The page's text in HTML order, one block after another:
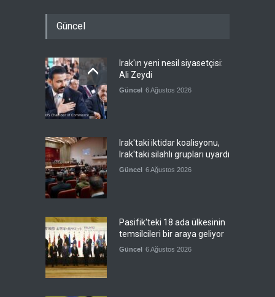
Güncel
Irak'ın yeni nesil siyasetçisi:
Ali Zeydi
Güncel 6 Ağustos 2026
Irak'taki iktidar koalisyonu,
Irak'taki silahlı grupları uyardı
Güncel 6 Ağustos 2026
Pasifik'teki 18 ada ülkesinin
temsilcileri bir araya geliyor
Güncel 6 Ağustos 2026